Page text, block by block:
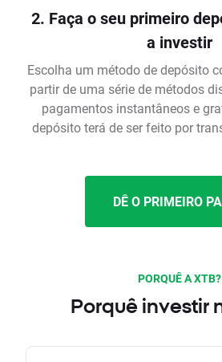
2. Faça o seu primeiro
a investir
Escolha um método de depósito
partir de uma série de métodos
pagamentos instantâneos e
depósito terá de ser feito por
DÊ O PRIMEIRO
PORQUÊ A XTB?
Porquê investir